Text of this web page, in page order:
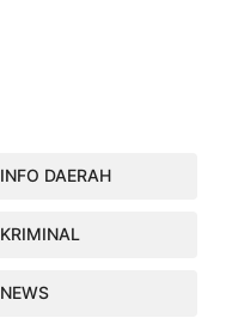
INFO DAERAH
KRIMINAL
NEWS